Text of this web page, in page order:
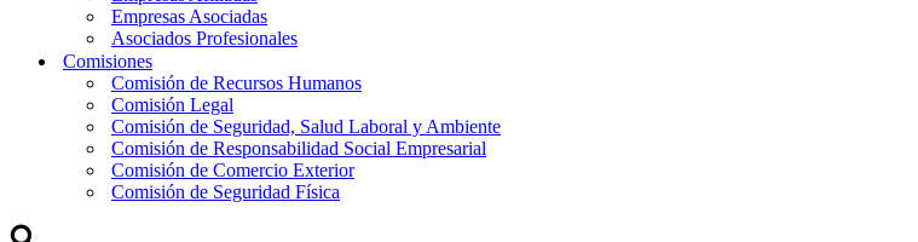
Empresas Asociadas
Asociados Profesionales
Comisiones
Comisión de Recursos Humanos
Comisión Legal
Comisión de Seguridad, Salud Laboral y Ambiente
Comisión de Responsabilidad Social Empresarial
Comisión de Comercio Exterior
Comisión de Seguridad Física